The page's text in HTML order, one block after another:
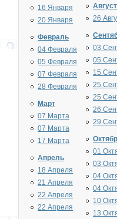
16 Января
20 Января
Февраль
04 Февраля
05 Февраля
07 Февраля
28 Февраля
Март
07 Марта
07 Марта
17 Марта
Апрель
18 Апреля
21 Апреля
22 Апреля
22 Апреля
Август
26
03
05
15
25
25
26
29
01
03
04
04
10
13